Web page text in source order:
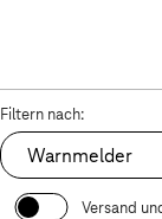
Filtern nach:
Ausgewählt:
Warnmelder
Versand